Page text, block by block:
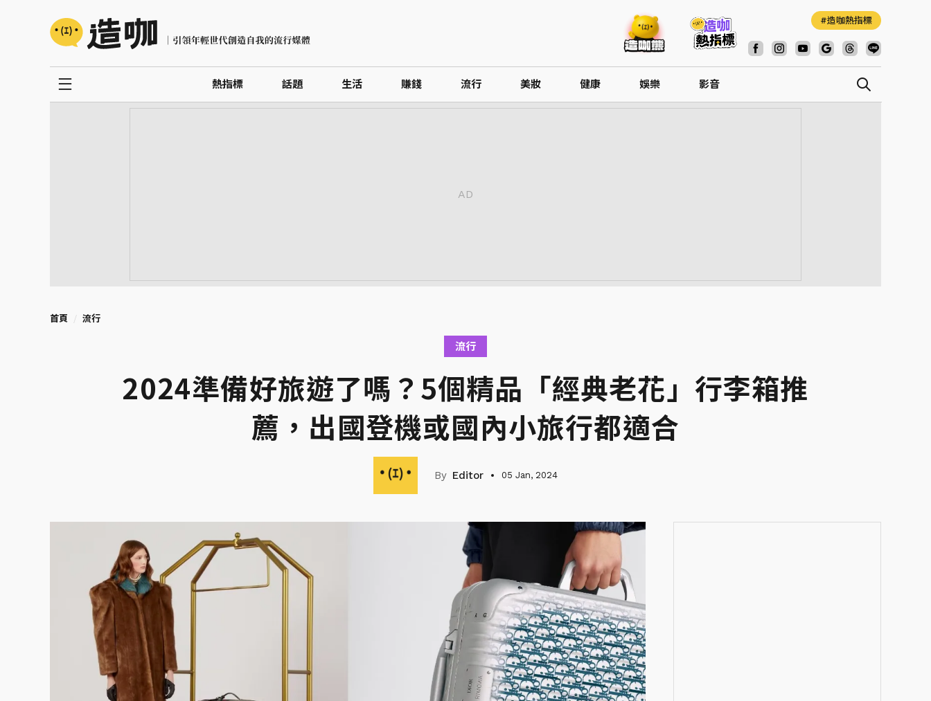
造咖熱指標
熱指標 話題 生活 賺錢 流行 美妝 健康 娛樂 影音
首頁 流行
流行
2024準備好旅遊了嗎？5個精品「經典老花」行李箱推
薦，出國登機或國內小旅行都適合
Editor 05 Jan, 2024